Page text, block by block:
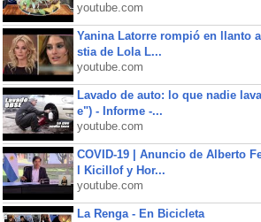
youtube.com
Yanina Latorre rompió en llanto
stia de Lola L...
youtube.com
Lavado de auto: lo que nadie
e") - Informe -...
youtube.com
COVID-19 | Anuncio de Alberto
l Kicillof y Hor...
youtube.com
La Renga - En Bicicleta